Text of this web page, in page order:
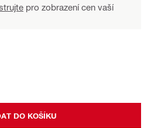
pro zobrazení cen vaší
DO KOŠÍKU